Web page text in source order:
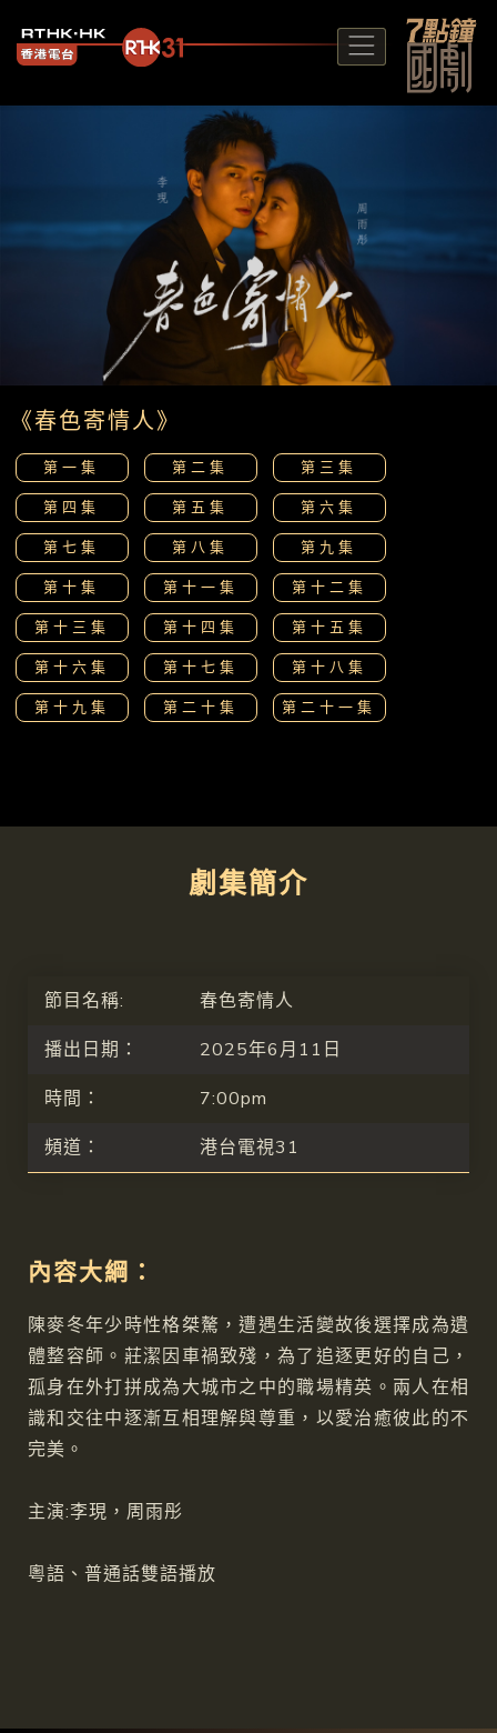
《春色寄情人》
第一集 第二集
第三集
第四集
第五集
第六集
第七集
第八集
第九集
第十集
第十一集
第十二集
第十三集
第十四集
第十五集
第十六集
第十七集
第十八集
第十九集
第二十集 第二十一集
劇集簡介
節目名稱:
春色寄情人
播出日期：
2025年6月11日
時間：
7:00pm
頻道：
港台電視31
內容大綱：
陳麥冬年少時性格桀驁，遭遇生活變故後選擇成為遺
體整容師。莊潔因車禍致殘，為了追逐更好的自己，
孤身在外打拼成為大城市之中的職場精英。兩人在相
識和交往中逐漸互相理解與尊重，以愛治癒彼此的不
完美。
主演:李現，周雨彤
粵語、普通話雙語播放